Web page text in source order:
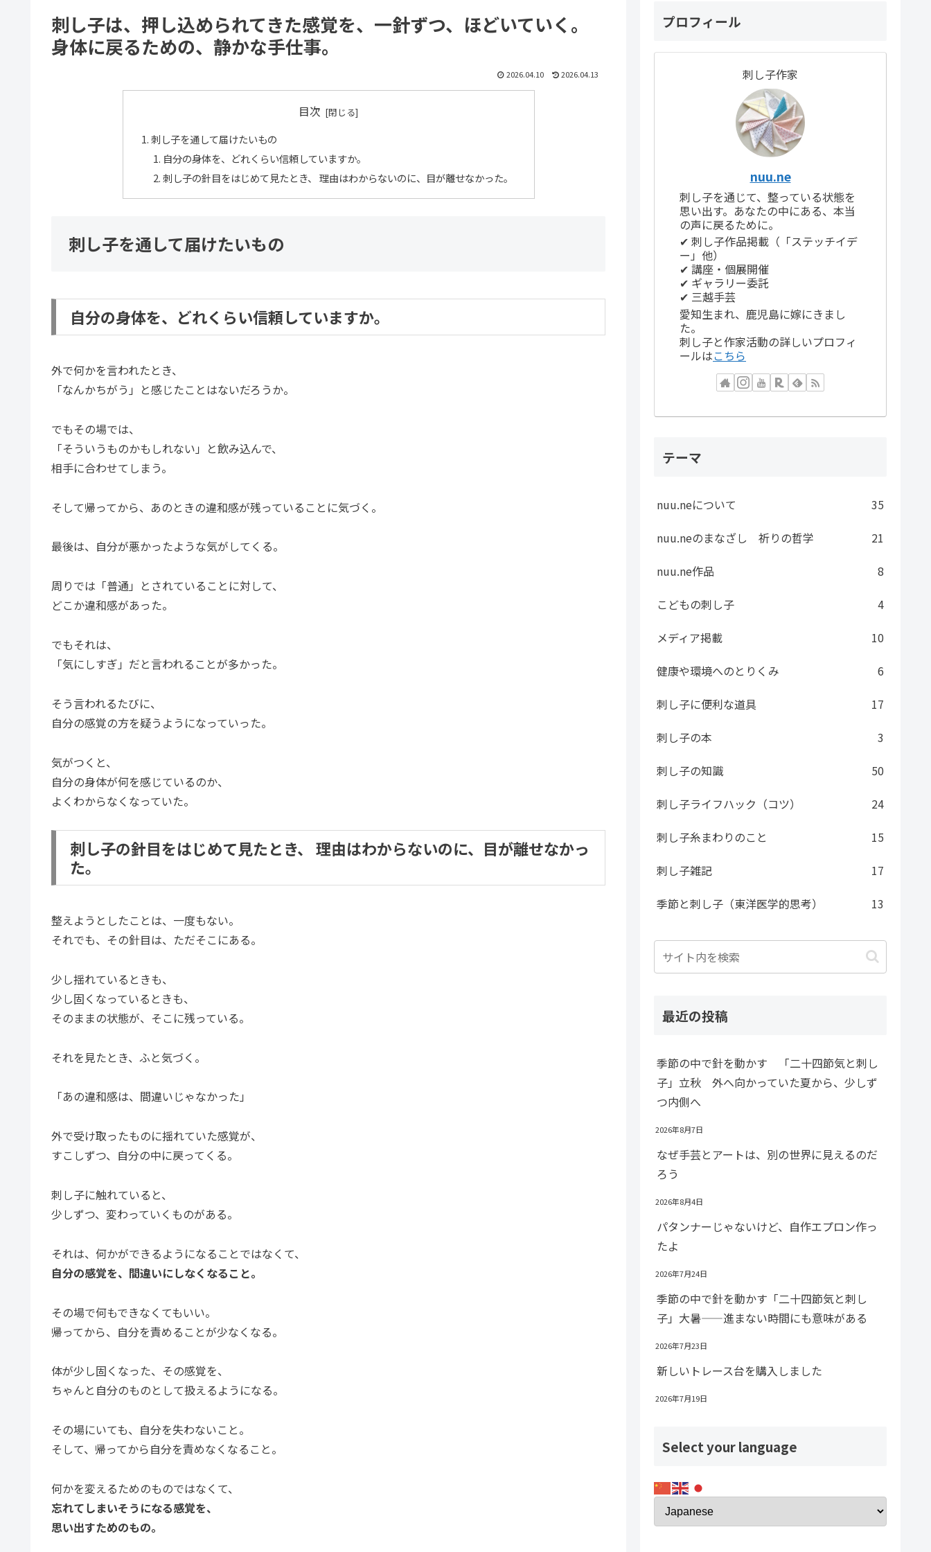
刺し子は、押し込められてきた感覚を、一針ずつ、ほどいていく。
身体に戻るための、静かな手仕事。
2026.04.10 2026.04.13
目次
刺し子を通して届けたいもの
自分の身体を、どれくらい信頼していますか。
刺し子の針目をはじめて見たとき、 理由はわからないのに、目が離せなかった。
刺し子を通して届けたいもの
自分の身体を、どれくらい信頼していますか。
外で何かを言われたとき、
「なんかちがう」と感じたことはないだろうか。
でもその場では、
「そういうものかもしれない」と飲み込んで、
相手に合わせてしまう。
そして帰ってから、あのときの違和感が残っていることに気づく。
最後は、自分が悪かったような気がしてくる。
周りでは「普通」とされていることに対して、
どこか違和感があった。
でもそれは、
「気にしすぎ」だと言われることが多かった。
そう言われるたびに、
自分の感覚の方を疑うようになっていった。
気がつくと、
自分の身体が何を感じているのか、
よくわからなくなっていた。
刺し子の針目をはじめて見たとき、 理由はわからないのに、目が離せなかっ
た。
整えようとしたことは、一度もない。
それでも、その針目は、ただそこにある。
少し揺れているときも、
少し固くなっているときも、
そのままの状態が、そこに残っている。
それを見たとき、ふと気づく。
「あの違和感は、間違いじゃなかった」
外で受け取ったものに揺れていた感覚が、
すこしずつ、自分の中に戻ってくる。
刺し子に触れていると、
少しずつ、変わっていくものがある。
それは、何かができるようになることではなくて、
自分の感覚を、間違いにしなくなること。
その場で何もできなくてもいい。
帰ってから、自分を責めることが少なくなる。
体が少し固くなった、その感覚を、
ちゃんと自分のものとして扱えるようになる。
その場にいても、自分を失わないこと。
そして、帰ってから自分を責めなくなること。
何かを変えるためのものではなくて、
忘れてしまいそうになる感覚を、
思い出すためのもの。
プロフィール
刺し子作家
nuu.ne
刺し子を通じて、整っている状態を
思い出す。あなたの中にある、本当
の声に戻るために。
✔ 刺し子作品掲載（「ステッチイデ
ー」他）
✔ 講座・個展開催
✔ ギャラリー委託
✔ 三越手芸
愛知生まれ、鹿児島に嫁にきまし
た。
刺し子と作家活動の詳しいプロフィ
ールはこちら
テーマ
nuu.neについて
35
nuu.neのまなざし 祈りの哲学
21
nuu.ne作品
8
こどもの刺し子
4
メディア掲載
10
健康や環境へのとりくみ
6
刺し子に便利な道具
17
刺し子の本
3
刺し子の知識
50
刺し子ライフハック（コツ）
24
刺し子糸まわりのこと
15
刺し子雑記
17
季節と刺し子（東洋医学的思考）
13
最近の投稿
季節の中で針を動かす 「二十四節気と刺し
子」立秋 外へ向かっていた夏から、少しず
つ内側へ
2026年8月7日
なぜ手芸とアートは、別の世界に見えるのだ
ろう
2026年8月4日
パタンナーじゃないけど、自作エプロン作っ
たよ
2026年7月24日
季節の中で針を動かす「二十四節気と刺し
子」大暑——進まない時間にも意味がある
2026年7月23日
新しいトレース台を購入しました
2026年7月19日
Select your language